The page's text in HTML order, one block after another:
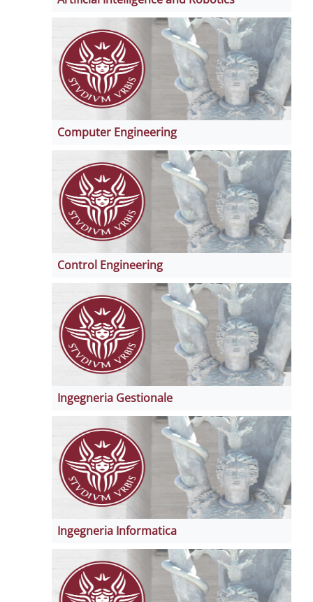
Computer Engineering
Control Engineering
Ingegneria Gestionale
Ingegneria Informatica